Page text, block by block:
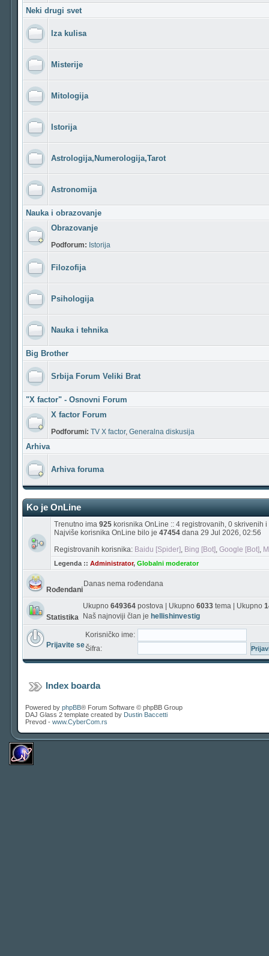
Neki drugi svet
Iza kulisa
Misterije
Mitologija
Istorija
Astrologija,Numerologija,Tarot
Astronomija
Nauka i obrazovanje
Obrazovanje
Podforum: Istorija
Filozofija
Psihologija
Nauka i tehnika
Big Brother
Srbija Forum Veliki Brat
"X factor" - Osnovni Forum
X factor Forum
Podforumi: TV X factor, Generalna diskusija
Arhiva
Arhiva foruma
Ko je OnLine
Trenutno ima 925 korisnika OnLine :: 4 registrovanih, 0
Najviše korisnika OnLine bilo je 47454 dana 29 Jul 2026, 02:56
Registrovanih korisnika: Baidu [Spider], Bing [Bot], Google [Bot],
Legenda :: Administrator, Globalni moderator
Rođendani
Danas nema rođendana
Statistika
Ukupno 649364 postova | Ukupno 6033 tema | Ukupno
Naš najnoviji član je hellishinvestig
Prijavite se
Korisničko ime:
Šifra:
Index boarda
Powered by phpBB® Forum Software © phpBB Group
DAJ Glass 2 template created by Dustin Baccetti
Prevod - www.CyberCom.rs